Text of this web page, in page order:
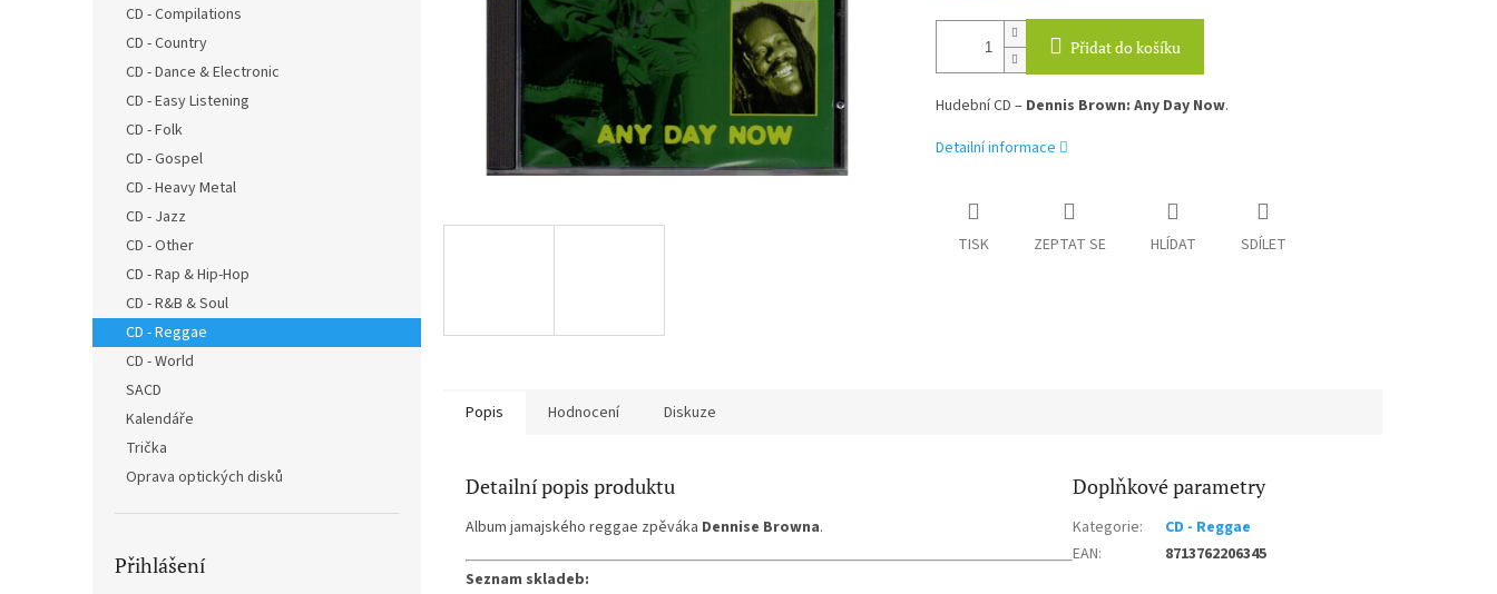
CD - Compilations
CD - Country
CD - Dance & Electronic
CD - Easy Listening
CD - Folk
CD - Gospel
CD - Heavy Metal
CD - Jazz
CD - Other
CD - Rap & Hip-Hop
CD - R&B & Soul
CD - Reggae
CD - World
SACD
Kalendáře
Trička
Oprava optických disků
Přihlášení
Přidat do košíku
Hudební CD – Dennis Brown: Any Day Now.
Detailní informace
TISK ZEPTAT SE HLÍDAT SDÍLET
Popis Hodnocení Diskuze
Detailní popis produktu
Album jamajského reggae zpěváka Dennise Browna.
Seznam skladeb:
Doplňkové parametry
Kategorie:
CD - Reggae
EAN: 8713762206345